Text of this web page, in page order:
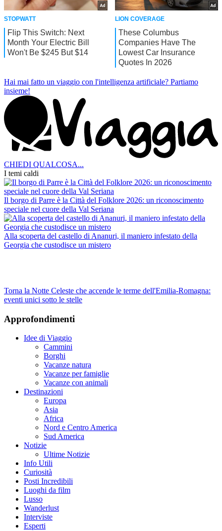
Hai mai fatto un viaggio con l'intelligenza artificiale? Partiamo
insieme!
CHIEDI QUALCOSA...
I temi caldi
Il borgo di Parre è la Città del Folklore 2026: un riconoscimento
speciale nel cuore della Val Seriana
Alla scoperta del castello di Ananuri, il maniero infestato della
Georgia che custodisce un mistero
Torna la Notte Celeste che accende le terme dell'Emilia-Romagna:
eventi unici sotto le stelle
Approfondimenti
Idee di Viaggio
Cammini
Borghi
Vacanze natura
Vacanze per famiglie
Vacanze con animali
Destinazioni
Europa
Asia
Africa
Nord e Centro America
Sud America
Notizie
Ultime Notizie
Info Utili
Curiosità
Posti Incredibili
Luoghi da film
Lusso
Wanderlust
Interviste
Esperti